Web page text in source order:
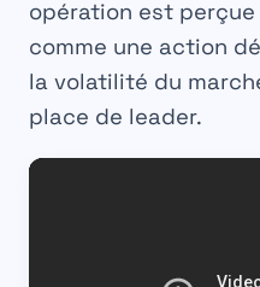
opération est
comme une action
la volatilité du
place de leader.